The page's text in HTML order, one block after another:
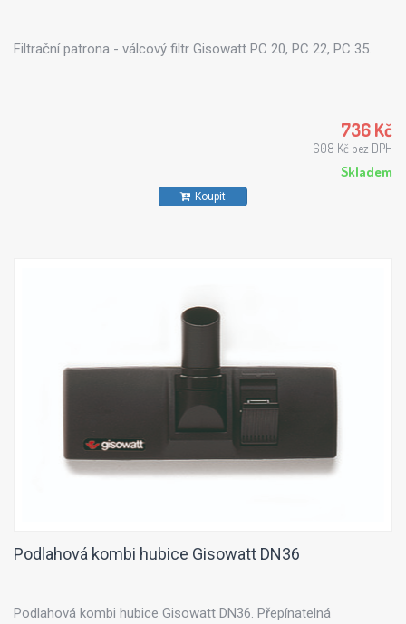
Filtrační patrona - válcový filtr Gisowatt PC 20, PC 22, PC 35.
736 Kč
608 Kč bez DPH
Skladem
Koupit
Podlahová kombi hubice Gisowatt DN36
Podlahová kombi hubice Gisowatt DN36. Přepínatelná